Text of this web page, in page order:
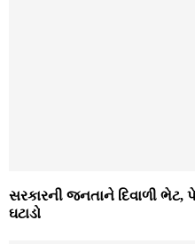
સરકારની જનતાને દિવાળી ભેટ,
ઘટાડો